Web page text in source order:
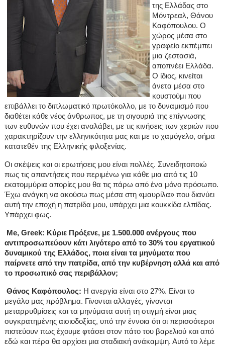
της Ελλάδας στο
Μόντρεαλ, Θάνου
Καφόπουλου. Ο
χώρος μέσα στο
γραφείο εκπέμπει
μια ζεστασιά,
αποπνέει Ελλάδα.
Ο ίδιος, κινείται
άνετα μέσα στο
κουστούμι που
επιβάλλει το διπλωματικό πρωτόκολλο, με το δυναμισμό που
διαθέτει κάθε νέος άνθρωπος, με τη σιγουριά της επίγνωσης
των ευθυνών που έχει αναλάβει, με τις κινήσεις των χεριών που
χαρακτηρίζουν την ελληνικότητα μας και με το χαμόγελο, σήμα
κατατεθέν της Ελληνικής φιλοξενίας.
Οι σκέψεις και οι ερωτήσεις μου είναι πολλές. Συνειδητοποιώ
πως τις απαντήσεις που περιμένω για κάθε μια από τις 10
εκατομμύρια απορίες μου θα τις πάρω από ένα μόνο πρόσωπο.
Έχω ανάγκη να ακούσω πως μέσα στη «μαυρίλα» που διανύει
αυτή την εποχή η πατρίδα μου, υπάρχει μια κουκκίδα ελπίδας.
Υπάρχει φως.
Me,Greek: Κύριε Πρόξενε, με 1.500.000 ανέργους που
αντιπροσωπεύουν κάτι λιγότερο από το 30% του εργατικού
δυναμικού της Ελλάδος, ποια είναι τα μηνύματα που
παίρνετε από την πατρίδα, από την κυβέρνηση αλλά και από
το προσωπικό σας περιβάλλον;
Θάνος Καφόπουλος: Η ανεργία είναι στο 27%. Είναι το
μεγάλο μας πρόβλημα. Γίνονται αλλαγές, γίνονται
μεταρρυθμίσεις και τα μηνύματα αυτή τη στιγμή είναι μιας
συγκρατημένης αισιοδοξίας, υπό την έννοια ότι οι περισσότεροι
πιστεύουν πως έχουμε φτάσει στον πάτο του βαρελιού και από
εδώ και πέρα θα αρχίσει μια σταδιακή ανάκαμψη. Αυτό το λέμε